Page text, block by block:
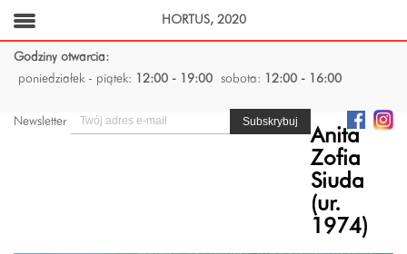
Godziny otwarcia:
poniedziałek - piątek:
12:00 - 19:00 sobota: 12:00 - 16:00
Newsletter
Anita
Zofia
Siuda
(ur.
1974)
HORTUS, 2020